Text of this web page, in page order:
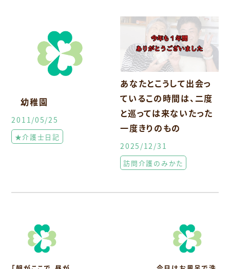
幼稚園
2011/05/25
★介護士日記
あなたとこうして出会っ
ているこの時間は、二度
と巡っては来ないたった
一度きりのもの
2025/12/31
訪問介護のみかた